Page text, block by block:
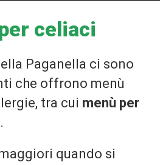
celiaci
Paganella ci sono
che offrono menù
tra cui menù per
quando si